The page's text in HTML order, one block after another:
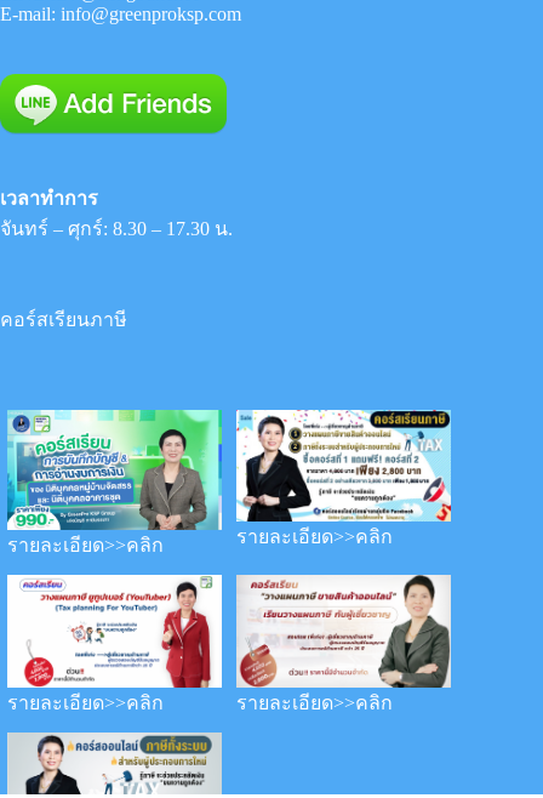
E-mail: info@greenproksp.com
เวลาทำการ
จันทร์ – ศุกร์: 8.30 – 17.30 น.
คอร์สเรียนภาษี
รายละเอียด>>คลิก รายละเอียด>>คลิก
รายละเอียด>>คลิก รายละเอียด>>คลิก